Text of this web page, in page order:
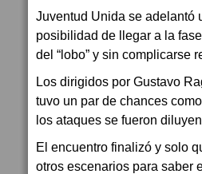
Juventud Unida se adelantó
posibilidad de llegar a la
del “lobo” y sin complicarse
Los dirigidos por Gustavo
tuvo un par de chances
los ataques se fueron
El encuentro finalizó y solo
otros escenarios para saber